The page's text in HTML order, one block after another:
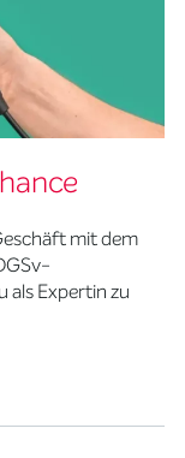
mit dem
als Expertin zu